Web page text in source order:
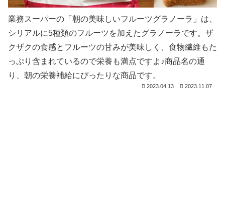
業務スーパーの「朝の美味しいフルーツグラノーラ」は、
シリアルに5種類のフルーツを加えたグラノーラです。ザ
クザクの食感とフルーツの甘みが美味しく、食物繊維もた
っぷり含まれているので栄養も満点ですよ♪商品名の通
り、朝の栄養補給にぴったりな商品です。
2023.04.13 2023.11.07